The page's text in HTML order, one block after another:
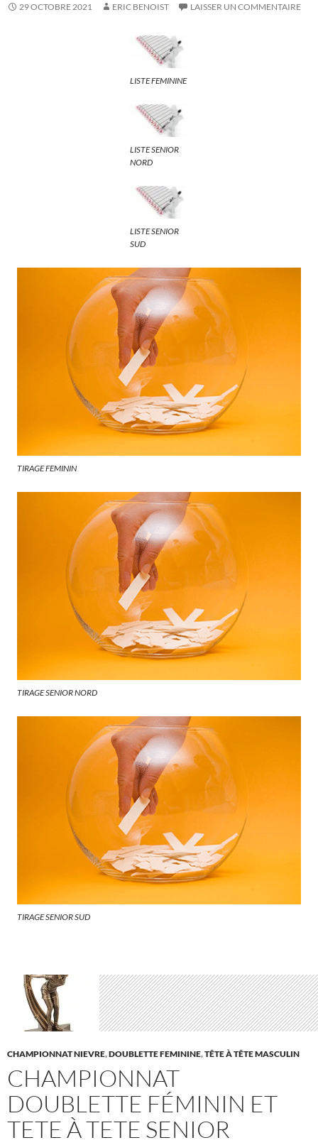
29 OCTOBRE 2021 ERIC BENOIST LAISSER UN COMMENTAIRE
LISTE FEMININE
LISTE SENIOR
NORD
LISTE SENIOR
SUD
TIRAGE FEMININ
TIRAGE SENIOR NORD
TIRAGE SENIOR SUD
CHAMPIONNAT NIEVRE,DOUBLETTE FEMININE,TÊTE À TÊTE MASCULIN
CHAMPIONNAT
DOUBLETTE FÉMININ ET
TETE À TETE SENIOR